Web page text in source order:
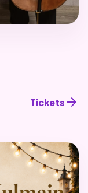
Tickets arrow_forward